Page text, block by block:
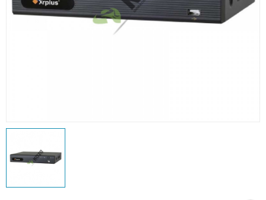
Hırsız Alarm Sistemleri
Plaka Tanıma Sistemi